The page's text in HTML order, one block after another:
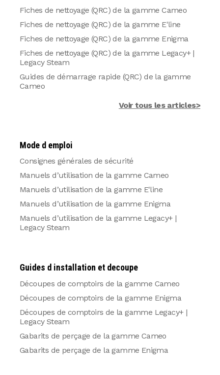
Fiches de nettoyage (QRC) de la gamme Cameo
Fiches de nettoyage (QRC) de la gamme E'line
Fiches de nettoyage (QRC) de la gamme Enigma
Fiches de nettoyage (QRC) de la gamme Legacy+ |
Legacy Steam
Guides de démarrage rapide (QRC) de la gamme
Cameo
Voir tous les articles>
Mode d emploi
Consignes générales de sécurité
Manuels d’utilisation de la gamme Cameo
Manuels d’utilisation de la gamme E'line
Manuels d’utilisation de la gamme Enigma
Manuels d’utilisation de la gamme Legacy+ |
Legacy Steam
Guides d installation et decoupe
Découpes de comptoirs de la gamme Cameo
Découpes de comptoirs de la gamme Enigma
Découpes de comptoirs de la gamme Legacy+ |
Legacy Steam
Gabarits de perçage de la gamme Cameo
Gabarits de perçage de la gamme Enigma